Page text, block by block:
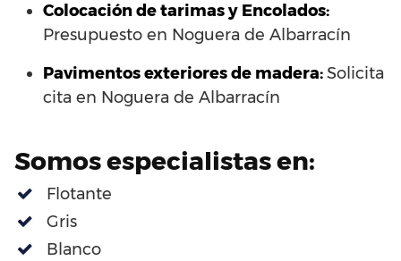
Colocación de tarimas y Encolados:
Presupuesto en Noguera de Albarracín
Pavimentos exteriores de madera:Solicita
cita en Noguera de Albarracín
Somos especialistas en:
Flotante
Gris
Blanco